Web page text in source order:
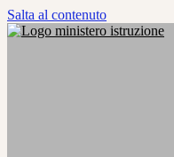
Salta al contenuto